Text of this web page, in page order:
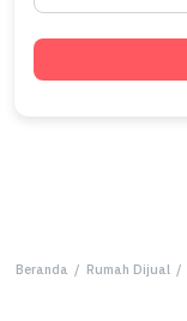
Beranda / Rumah Dijual /